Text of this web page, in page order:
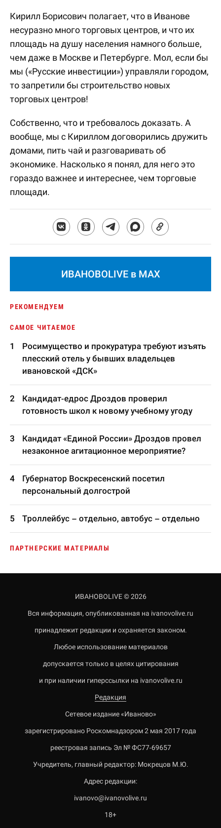
Кирилл Борисович полагает, что в Иванове
несуразно много торговых центров, и что их
площадь на душу населения намного больше,
чем даже в Москве и Петербурге. Мол, если бы
мы («Русские инвестиции») управляли городом,
то запретили бы строительство новых
торговых центров!
Собственно, что и требовалось доказать. А
вообще, мы с Кириллом договорились дружить
домами, пить чай и разговаривать об
экономике. Насколько я понял, для него это
гораздо важнее и интереснее, чем торговые
площади.
ИВАНОВОLIVE в MAX
РЕКОМЕНДУЕМ
САМОЕ ЧИТАЕМОЕ
Росимущество и прокуратура требуют изъять
плесский отель у бывших владельцев
ивановской «ДСК»
Кандидат-едрос Дроздов проверил
готовность школ к новому учебному угоду
Кандидат «Единой России» Дроздов провел
незаконное агитационное мероприятие?
Губернатор Воскресенский посетил
персональный долгострой
Троллейбус – отдельно, автобус – отдельно
ПАРТНЕРСКИЕ МАТЕРИАЛЫ
ИВАНОВОLIVE © 2026
Вся информация, опубликованная на ivanovolive.ru
принадлежит редакции и охраняется законом.
Любое использование материалов
допускается только в целях цитирования
и при наличии гиперссылки на ivanovolive.ru
Редакция
Сетевое издание «Иваново»
зарегистрировано Роскомнадзором 2 мая 2017 года
реестровая запись Эл № ФС77-69657
Учредитель, главный редактор: Мокрецов М.Ю.
Адрес редакции:
ivanovo@ivanovolive.ru
18+